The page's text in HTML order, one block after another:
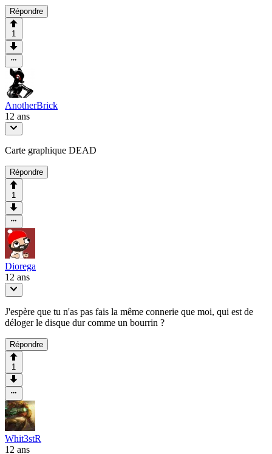
Répondre
1
AnotherBrick
12 ans
Carte graphique DEAD
Répondre
1
Diorega
12 ans
J'espère que tu n'as pas fais la même connerie que moi, qui est de
déloger le disque dur comme un bourrin ?
Répondre
1
Whit3stR
12 ans